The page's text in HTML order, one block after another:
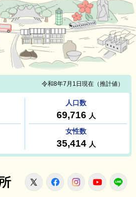
笠間市役所
X FacebookInstagram